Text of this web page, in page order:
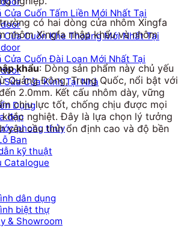
Cửa Cuốn Tấm Liền Mới Nhất Tại
Cửa Cuốn Khe Thoáng Mới Nhất Tại
Cửa Cuốn Đài Loan Mới Nhất Tại
Sửa Cửa Kính Tại Nhà
Dụng
đẹp
phong thủy
Ban
kỹ thuật
Catalogue
dân dụng
biệt thự
& Showroom
có hai dòng cửa nhôm Xingfa
nhôm Xingfa nhập khẩu và nhôm
khẩu: Dòng sản phẩm này chủ yếu
Quảng Đông, Trung Quốc, nổi bật với
2.0mm. Kết cấu nhôm dày, vững
chịu lực tốt, chống chịu được mọi
nghiệt. Đây là lựa chọn lý tưởng
yêu cầu tính ổn định cao và độ bền